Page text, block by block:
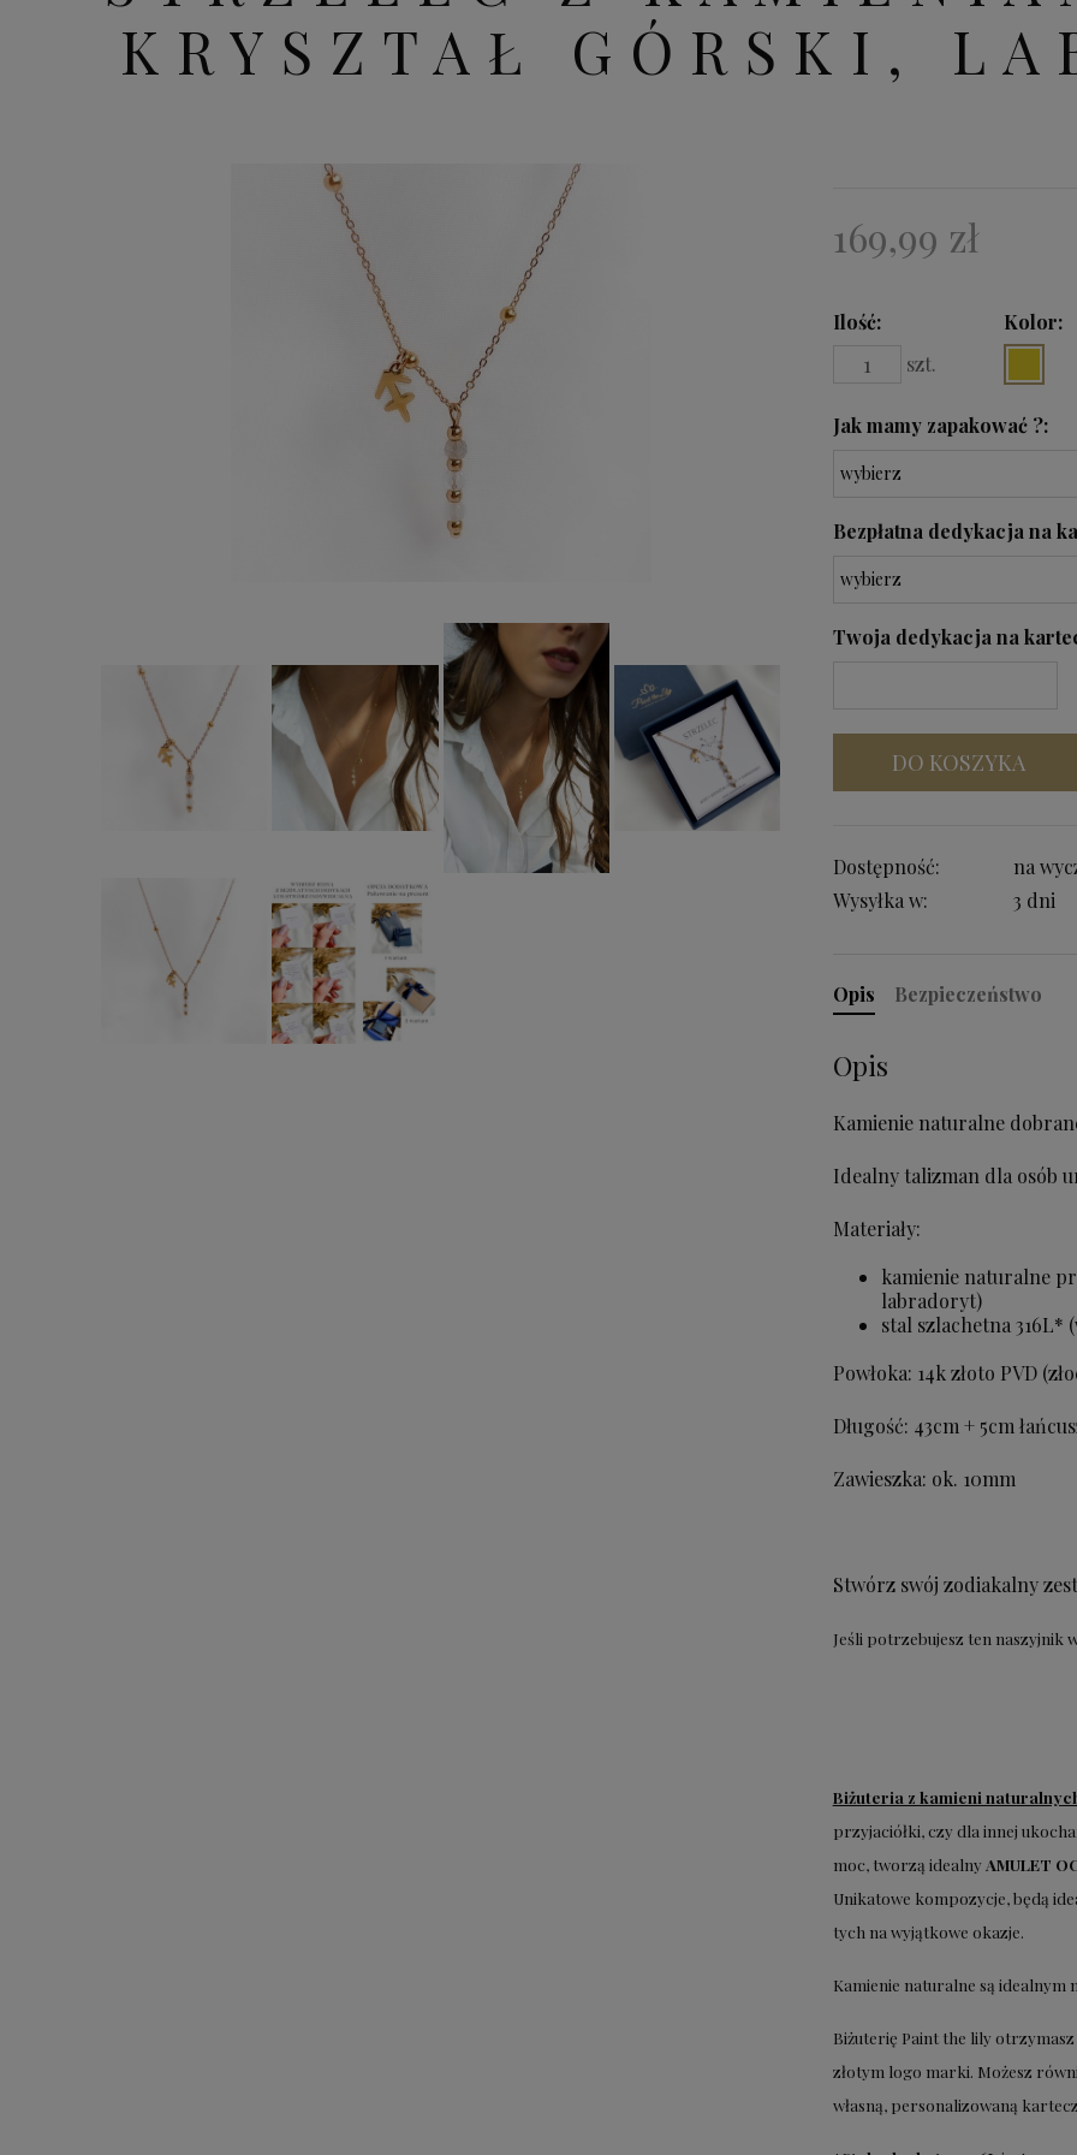
KRYSZTAŁ GÓRSKI,
169,99 zł
Ilość
szt.
Kolor:
Jak mamy zapakować ?:
Bezpłatna dedykacja na
Twoja dedykacja na
DO KOSZYKA
Dostępność:
na
Wysyłka w:
3 dni
Opis Bezpieczeństwo
Opis
Kamienie naturalne
Idealny talizman dla osób
Materiały:
kamienie naturalne
labradoryt)
stal szlachetna
Powłoka: 14k złoto PVD
Długość: 43cm + 5cm
Zawieszka: ok. 10mm
Stwórz swój zodiakalny
Jeśli potrzebujesz ten naszyjnik
Biżuteria z kamieni
przyjaciółki, czy dla innej
moc, tworzą idealny AMULET
Unikatowe kompozycje, będą
tych na wyjątkowe okazje.
Kamienie naturalne są idealnym
Biżuterię Paint the lily
złotym logo marki. Możesz
własną, personalizowaną